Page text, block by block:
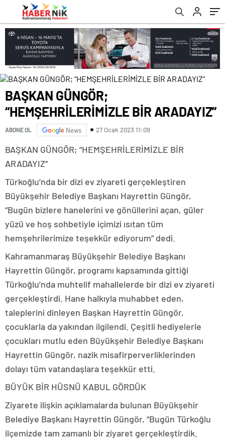
romabet
romabet
romabet
deneme
bonusu
veren
siteler
BAŞKAN GÜNGÖR;
“HEMŞEHRİLERİMİZLE BİR ARADAYIZ”
ABONE OL News 27 Ocak 2023 11:09
BAŞKAN GÜNGÖR; “HEMŞEHRİLERİMİZLE BİR
ARADAYIZ”
Türkoğlu’nda bir dizi ev ziyareti gerçekleştiren
Büyükşehir Belediye Başkanı Hayrettin Güngör,
“Bugün bizlere hanelerini ve gönüllerini açan, güler
yüzü ve hoş sohbetiyle içimizi ısıtan tüm
hemşehrilerimize teşekkür ediyorum” dedi.
Kahramanmaraş Büyükşehir Belediye Başkanı
Hayrettin Güngör, programı kapsamında gittiği
Türkoğlu’nda muhtelif mahallelerde bir dizi ev ziyareti
gerçekleştirdi. Hane halkıyla muhabbet eden,
taleplerini dinleyen Başkan Hayrettin Güngör,
çocuklarla da yakından ilgilendi. Çeşitli hediyelerle
çocukları mutlu eden Büyükşehir Belediye Başkanı
Hayrettin Güngör, nazik misafirperverliklerinden
dolayı tüm vatandaşlara teşekkür etti.
BÜYÜK BİR HÜSNÜ KABUL GÖRDÜK
Ziyarete ilişkin açıklamalarda bulunan Büyükşehir
Belediye Başkanı Hayrettin Güngör, “Bugün Türkoğlu
ilçemizde tam zamanlı bir ziyaret gerçekleştirdik.